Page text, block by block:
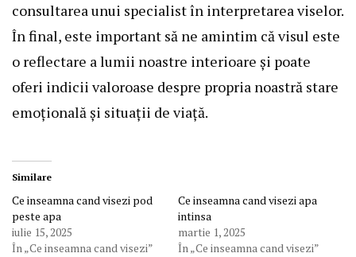
consultarea unui specialist în interpretarea viselor.
În final, este important să ne amintim că visul este
o reflectare a lumii noastre interioare și poate
oferi indicii valoroase despre propria noastră stare
emoțională și situații de viață.
Similare
Ce inseamna cand visezi pod
peste apa
iulie 15, 2025
În „Ce inseamna cand visezi”
Ce inseamna cand visezi apa
intinsa
martie 1, 2025
În „Ce inseamna cand visezi”